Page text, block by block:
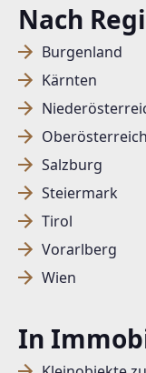
Nach
Burgenland
Kärnten
Oberösterreich
Salzburg
Steiermark
Tirol
Vorarlberg
Wien
In